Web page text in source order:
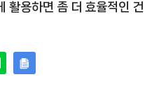
활용하면 좀 더 효율적인 건